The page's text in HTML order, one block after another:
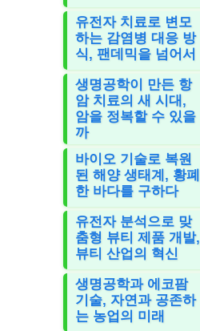
유전자 치료로 변모
하는 감염병 대응 방
식, 팬데믹을 넘어서
생명공학이 만든 항
암 치료의 새 시대,
암을 정복할 수 있을
까
바이오 기술로 복원
된 해양 생태계, 황폐
한 바다를 구하다
유전자 분석으로 맞
춤형 뷰티 제품 개발,
뷰티 산업의 혁신
생명공학과 에코팜
기술, 자연과 공존하
는 농업의 미래